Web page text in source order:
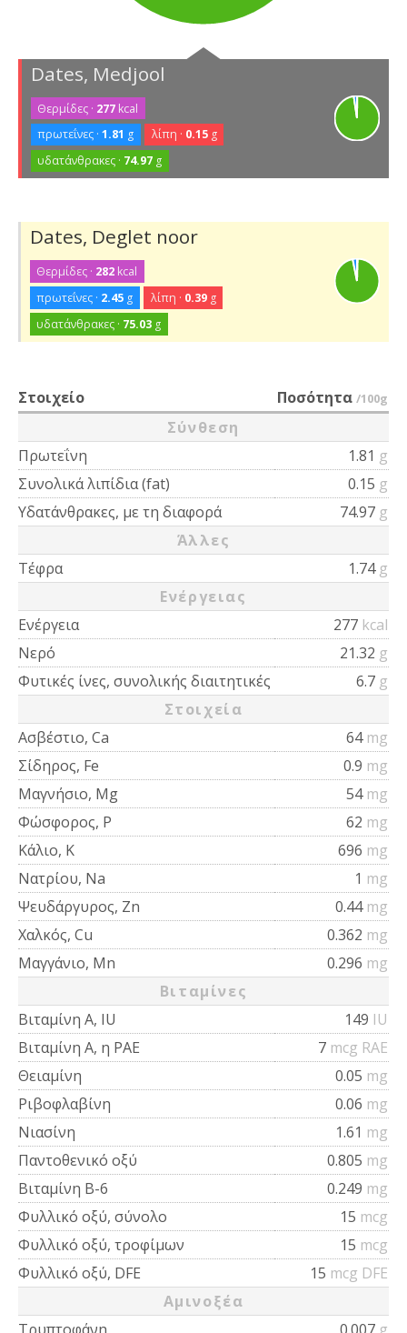
Dates, Medjool
Θερμίδες · 277 kcal
πρωτεΐνες ·1.81 g λίπη · 0.15g
υδατάνθρακες · 74.97 g
Dates, Deglet noor
Θερμίδες · 282 kcal
πρωτεΐνες · 2.45 g λίπη · 0.39g
υδατάνθρακες · 75.03 g
Στοιχείο Ποσότητα /100g
Σύνθεση
Πρωτεΐνη
1.81 g
Συνολικά λιπίδια (fat)
0.15 g
Υδατάνθρακες, με τη διαφορά
74.97 g
Άλλες
Τέφρα
1.74 g
Ενέργειας
Ενέργεια
277 kcal
Νερό
21.32 g
Φυτικές ίνες, συνολικής διαιτητικές
6.7 g
Στοιχεία
Ασβέστιο, Ca
64 mg
Σίδηρος, Fe
0.9 mg
Μαγνήσιο, Mg
54 mg
Φώσφορος, P
62 mg
Κάλιο, K
696 mg
Νατρίου, Na
1 mg
Ψευδάργυρος, Zn
0.44 mg
Χαλκός, Cu
0.362 mg
Μαγγάνιο, Mn
0.296 mg
Βιταμίνες
Βιταμίνη Α, IU
149 IU
Βιταμίνη Α, η ΡΑΕ
7 mcg RAE
Θειαμίνη
0.05 mg
Ριβοφλαβίνη
0.06 mg
Νιασίνη
1.61 mg
Παντοθενικό οξύ
0.805 mg
Βιταμίνη Β-6
0.249 mg
Φυλλικό οξύ, σύνολο
15 mcg
Φυλλικό οξύ, τροφίμων
15 mcg
Φυλλικό οξύ, DFE
15 mcg DFE
Αμινοξέα